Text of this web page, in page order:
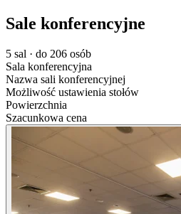
Sale konferencyjne
5 sal · do 206 osób
Sala konferencyjna
Nazwa sali konferencyjnej
Możliwość ustawienia stołów
Powierzchnia
Szacunkowa cena